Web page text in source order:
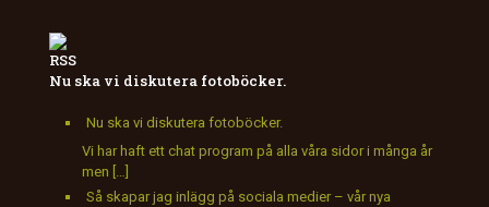
Nu ska vi diskutera fotoböcker.
Nu ska vi diskutera fotoböcker.
Vi har haft ett chat program på alla våra sidor i många år
men […]
Så skapar jag inlägg på sociala medier – vår nya